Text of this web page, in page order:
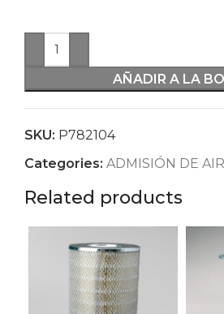
AÑADIR A LA
SKU: P782104
Categories: ADMISIÓN DE
Related products